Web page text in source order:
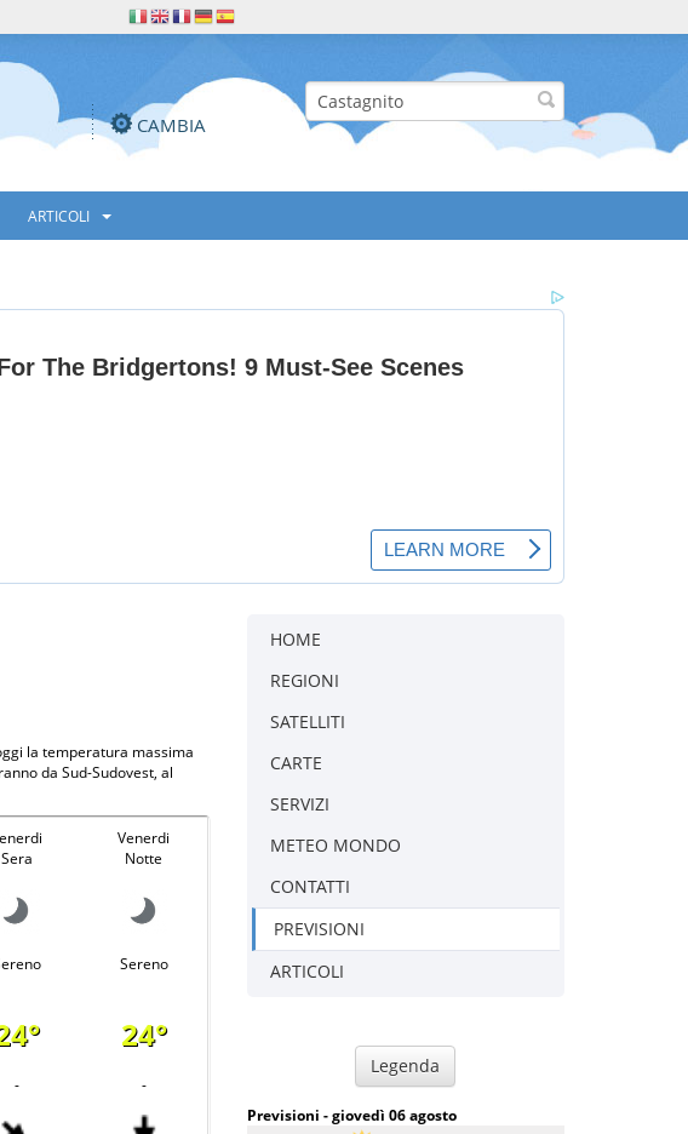
CAMBIA
ARTICOLI
HOME
REGIONI
SATELLITI
CARTE
SERVIZI
METEO MONDO
CONTATTI
PREVISIONI
ARTICOLI
Legenda
Previsioni - giovedì 06 agosto
la temperatura massima
da Sud-Sudovest, al
Sera
Venerdi
Notte
Sereno
24°
- -